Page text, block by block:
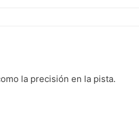
la precisión en la pista.